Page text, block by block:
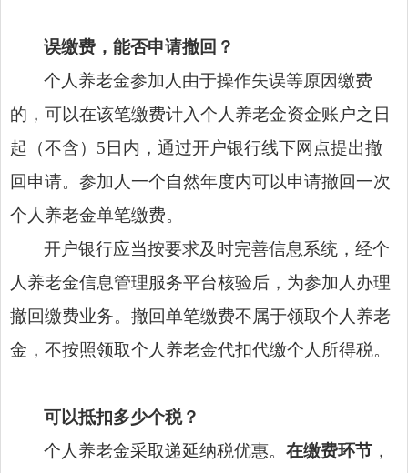
误缴费，能否申请撤回？
个人养老金参加人由于操作失误等原因缴费
的，可以在该笔缴费计入个人养老金资金账户之日
起（不含）5日内，通过开户银行线下网点提出撤
回申请。参加人一个自然年度内可以申请撤回一次
个人养老金单笔缴费。
开户银行应当按要求及时完善信息系统，经个
人养老金信息管理服务平台核验后，为参加人办理
撤回缴费业务。撤回单笔缴费不属于领取个人养老
金，不按照领取个人养老金代扣代缴个人所得税。
可以抵扣多少个税？
个人养老金采取递延纳税优惠。在缴费环节 ，